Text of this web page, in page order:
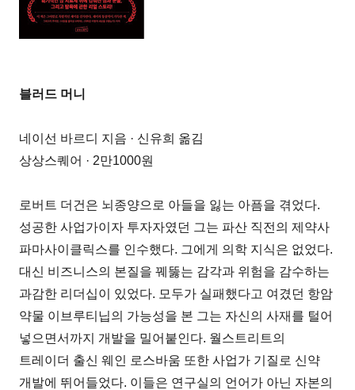
블러드 머니
네이선 바르디 지음 · 신유희 옮김
상상스퀘어 · 2만1000원
로버트 더건은 뇌종양으로 아들을 잃는 아픔을 겪었다.
성공한 사업가이자 투자자였던 그는 파산 직전의 제약사
파마사이클릭스를 인수했다. 그에게 의학 지식은 없었다.
대신 비즈니스의 본질을 꿰뚫는 감각과 위험을 감수하는
과감한 리더십이 있었다. 모두가 실패했다고 여겼던 항암
약물 이브루티닙의 가능성을 본 그는 자신의 사재를 털어
넣으면서까지 개발을 밀어붙인다. 월스트리트의
트레이더 출신 웨인 로스바움 또한 사업가 기질로 신약
개발에 뛰어들었다. 이들은 연구실의 언어가 아닌 자본의